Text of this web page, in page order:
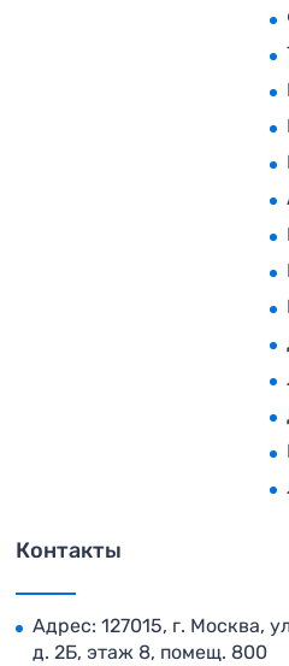
Контакты
Адрес: 127015, г. Москва,
д. 2Б, этаж 8, помещ. 800